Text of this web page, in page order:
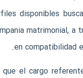
disponibles
matrimonial,
en compatibilidad
el cargo